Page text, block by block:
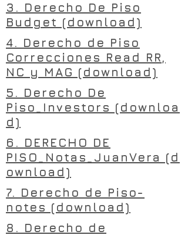
3. Derecho De Piso
Budget (download)
4. Derecho de Piso
Correcciones Read RR,
NC y MAG (download)
5. Derecho De
Piso_Investors (downloa
d)
6. DERECHO DE
PISO_Notas_JuanVera (d
ownload)
7. Derecho de Piso-
notes (download)
8. Derecho de